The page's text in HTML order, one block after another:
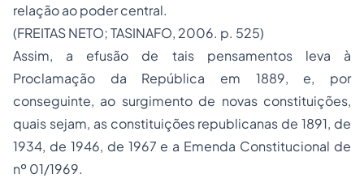
relação ao poder central.
(FREITAS NETO; TASINAFO, 2006. p. 525)
Assim, a efusão de tais pensamentos leva à
Proclamação da República em 1889, e, por
conseguinte, ao surgimento de novas constituições,
quais sejam, as constituições republicanas de 1891, de
1934, de 1946, de 1967 e a Emenda Constitucional de
nº 01/1969.